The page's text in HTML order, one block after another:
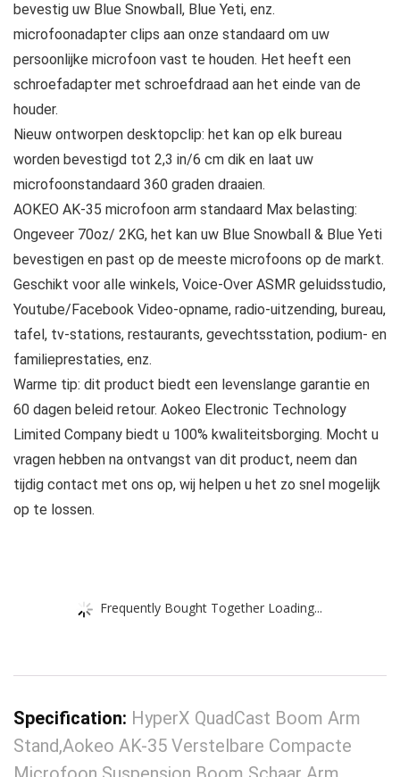
bevestig uw Blue Snowball, Blue Yeti, enz.
microfoonadapter clips aan onze standaard om uw
persoonlijke microfoon vast te houden. Het heeft een
schroefadapter met schroefdraad aan het einde van de
houder.
Nieuw ontworpen desktopclip: het kan op elk bureau
worden bevestigd tot 2,3 in/6 cm dik en laat uw
microfoonstandaard 360 graden draaien.
AOKEO AK-35 microfoon arm standaard Max belasting:
Ongeveer 70oz/ 2KG, het kan uw Blue Snowball & Blue Yeti
bevestigen en past op de meeste microfoons op de markt.
Geschikt voor alle winkels, Voice-Over ASMR geluidsstudio,
Youtube/Facebook Video-opname, radio-uitzending, bureau,
tafel, tv-stations, restaurants, gevechtsstation, podium- en
familieprestaties, enz.
Warme tip: dit product biedt een levenslange garantie en
60 dagen beleid retour. Aokeo Electronic Technology
Limited Company biedt u 100% kwaliteitsborging. Mocht u
vragen hebben na ontvangst van dit product, neem dan
tijdig contact met ons op, wij helpen u het zo snel mogelijk
op te lossen.
Frequently Bought Together Loading...
Specification: HyperX QuadCast Boom Arm
Stand,Aokeo AK-35 Verstelbare Compacte